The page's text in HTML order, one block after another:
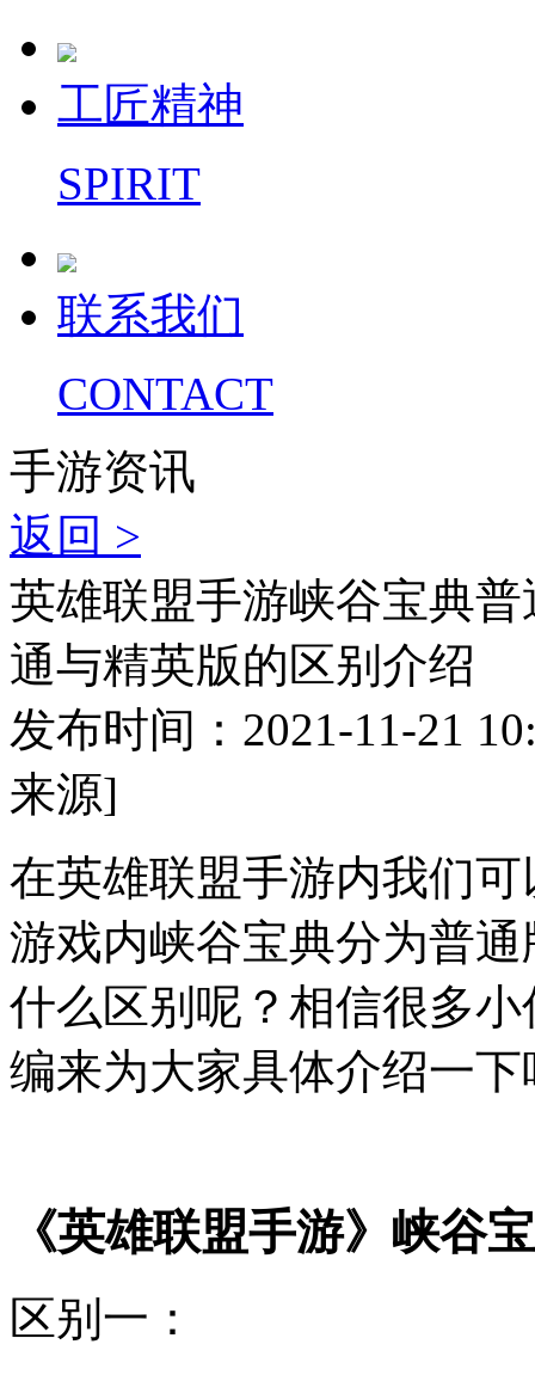
工匠精神
SPIRIT
联系我们
CONTACT
手游资讯
返回 >
英雄联盟手游峡谷宝典
通与精英版的区别介绍
发布时间：2021-11-21
来源]
在英雄联盟手游内我们
游戏内峡谷宝典分为普
什么区别呢？相信很多
编来为大家具体介绍一下
《英雄联盟手游》峡谷
区别一：